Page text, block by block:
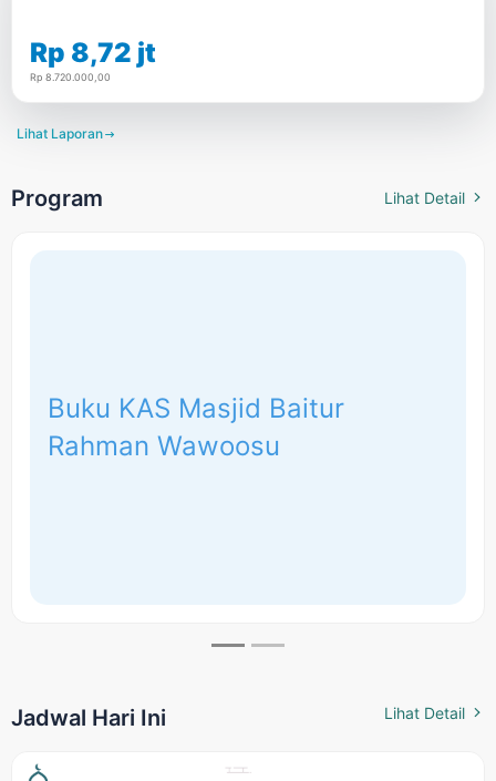
Rp 8,72 jt
Rp 8.720.000,00
Lihat Laporan
Program Lihat Detail 
Buku KAS Masjid Baitur
Rahman Wawoosu
Jadwal Hari Ini Lihat Detail 